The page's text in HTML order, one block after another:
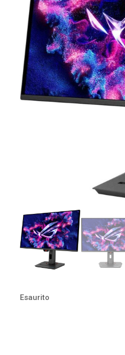
Esaurito